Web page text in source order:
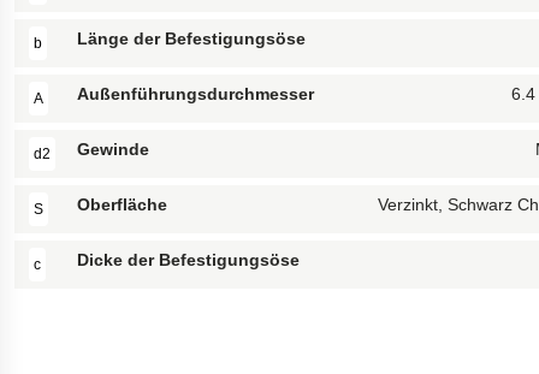
b Länge der Befestigungsöse
A Außenführungsdurchmesser 6.4
d2 Gewinde
S Oberfläche Verzinkt, Schwarz
c Dicke der Befestigungsöse